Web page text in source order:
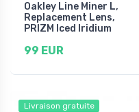
Oakley Line Miner L,
Replacement Lens,
PRIZM Iced Iridium
99 EUR
Livraison gratuite